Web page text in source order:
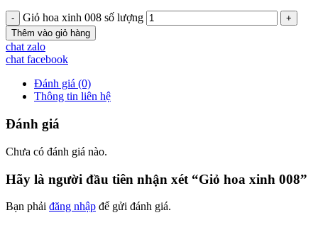
Giỏ hoa xinh 008 số lượng
Thêm vào giỏ hàng
chat zalo
chat facebook
Đánh giá (0)
Thông tin liên hệ
Đánh giá
Chưa có đánh giá nào.
Hãy là người đầu tiên nhận xét “Giỏ hoa xinh 008”
Bạn phải đăng nhập để gửi đánh giá.